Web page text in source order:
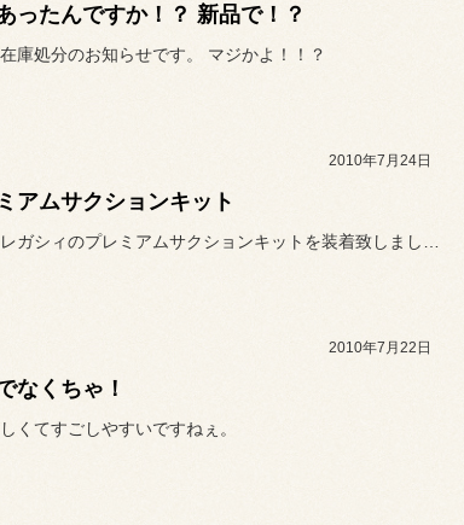
ったんですか！？ 新品で！？
庫処分のお知らせです。 マジかよ！！？
2010年7月24日
アムサクションキット
2010年7月22日
なくちゃ！
くてすごしやすいですねぇ。